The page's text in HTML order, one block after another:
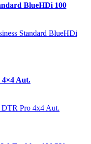
BlueHDi 100
Aut.